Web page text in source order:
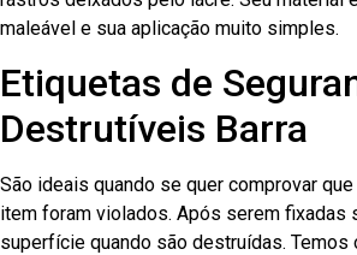
maleável e sua aplicação muito simples.
Etiquetas de
Destrutíveis Barra
São ideais quando se quer comprovar
item foram violados. Após serem fixadas
superfície quando são destruídas. Temos